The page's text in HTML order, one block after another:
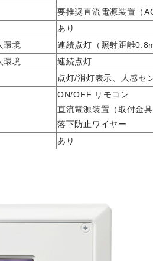
要推奨直流電源装置（
あり
環境
連続点灯（照射距離
環境
連続点灯
点灯/消灯表示、人感セ
ON/OFF リモコン
直流電源装置（取付金
落下防止ワイヤー
あり